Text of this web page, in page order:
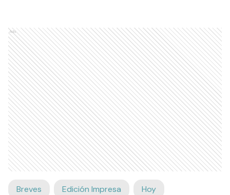
Ads
Breves Edición Impresa Hoy